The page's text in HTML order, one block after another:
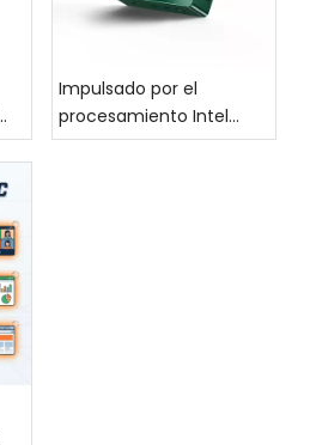
Impulsado por el
procesamiento Intel
Core de alto